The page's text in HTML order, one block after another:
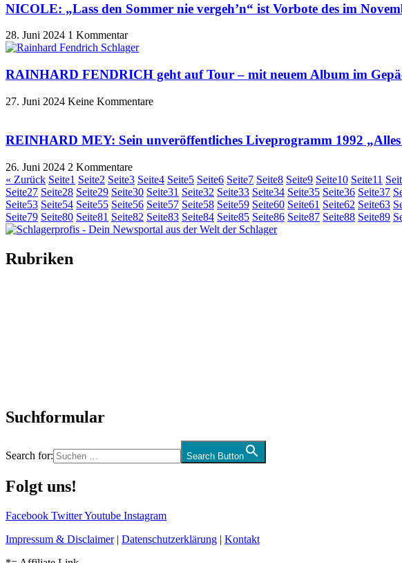
NICOLE: „Lass den Sommer nie vergeh’n“ ist Vorbote des im
28. Juni 2024 1 Kommentar
RAINHARD FENDRICH geht auf Tour – mit neuem Album im
27. Juni 2024 Keine Kommentare
REINHARD MEY: Sein unveröffentliches Liveprogramm 1992
26. Juni 2024 2 Kommentare
« Zurück Seite1 Seite2 Seite3 Seite4 Seite5 Seite6 Seite7 Seite8 Seite9 Seite10 Seite11
Seite27 Seite28 Seite29 Seite30 Seite31 Seite32 Seite33 Seite34 Seite35 Seite36 Seite37
Seite53 Seite54 Seite55 Seite56 Seite57 Seite58 Seite59 Seite60 Seite61 Seite62 Seite63
Seite79 Seite80 Seite81 Seite82 Seite83 Seite84 Seite85 Seite86 Seite87 Seite88 Seite89
Rubriken
Suchformular
Search for: Search Button
Folgt uns!
Facebook TwitterYoutube Instagram
Impressum & Disclaimer| Datenschutzerklärung | Kontakt